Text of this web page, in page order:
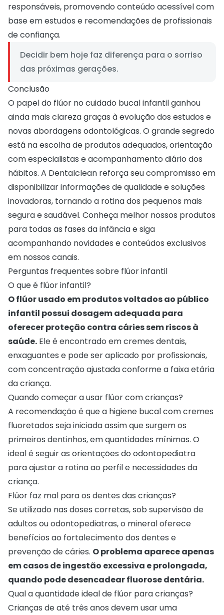
responsáveis, promovendo conteúdo acessível com
base em estudos e recomendações de profissionais
de confiança.
Decidir bem hoje faz diferença para o sorriso
das próximas gerações.
Conclusão
O papel do flúor no cuidado bucal infantil ganhou
ainda mais clareza graças à evolução dos estudos e
novas abordagens odontológicas. O grande segredo
está na escolha de produtos adequados, orientação
com especialistas e acompanhamento diário dos
hábitos. A Dentalclean reforça seu compromisso em
disponibilizar informações de qualidade e soluções
inovadoras, tornando a rotina dos pequenos mais
segura e saudável. Conheça melhor nossos produtos
para todas as fases da infância e siga
acompanhando novidades e conteúdos exclusivos
em nossos canais.
Perguntas frequentes sobre flúor infantil
O que é flúor infantil?
O flúor usado em produtos voltados ao público
infantil possui dosagem adequada para
oferecer proteção contra cáries sem riscos à
saúde. Ele é encontrado em cremes dentais,
enxaguantes e pode ser aplicado por profissionais,
com concentração ajustada conforme a faixa etária
da criança.
Quando começar a usar flúor com crianças?
A recomendação é que a higiene bucal com cremes
fluoretados seja iniciada assim que surgem os
primeiros dentinhos, em quantidades mínimas. O
ideal é seguir as orientações do odontopediatra
para ajustar a rotina ao perfil e necessidades da
criança.
Flúor faz mal para os dentes das crianças?
Se utilizado nas doses corretas, sob supervisão de
adultos ou odontopediatras, o mineral oferece
benefícios ao fortalecimento dos dentes e
prevenção de cáries. O problema aparece apenas
em casos de ingestão excessiva e prolongada,
quando pode desencadear fluorose dentária.
Qual a quantidade ideal de flúor para crianças?
Crianças de até três anos devem usar uma